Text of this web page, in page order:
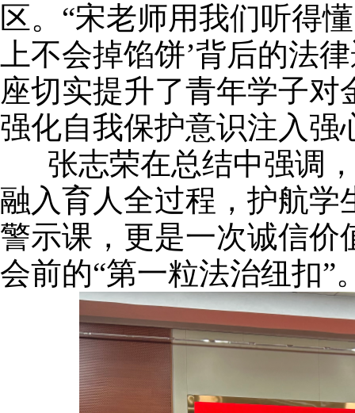
区。 “宋老师用我们听得
上不会掉馅饼’背后的法
座切实提升了青年学子对
强化自我保护意识注入强
张志荣在总结中强调
融入育人全过程，护航学
警示课，更是一次诚信价
会前的“第一粒法治纽扣”